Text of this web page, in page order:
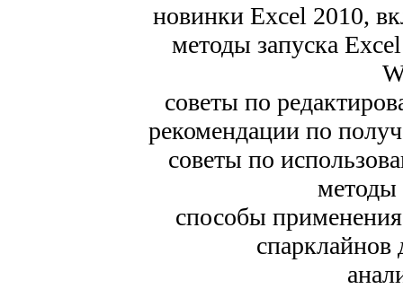
новинки Excel 2010,
методы запуска
советы по
рекомендации по
советы по
способы